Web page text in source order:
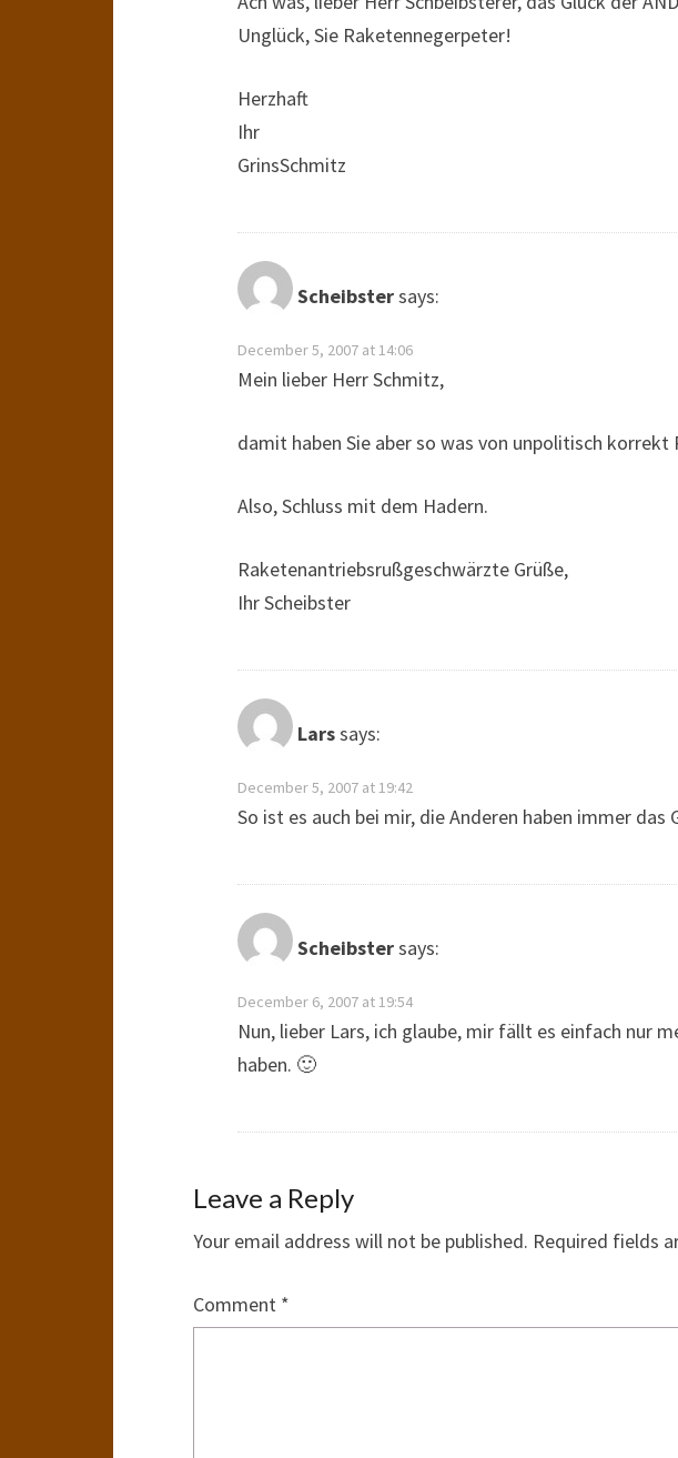
Unglück, Sie Raketennegerpeter!
Herzhaft
Ihr
GrinsSchmitz
Scheibstersays:
December 5, 2007 at 14:06
Mein lieber Herr Schmitz,
damit haben Sie aber so was von unpolitisch korrekt
Also, Schluss mit dem Hadern.
Raketenantriebsrußgeschwärzte Grüße,
Ihr Scheibster
Larssays:
December 5, 2007 at 19:42
So ist es auch bei mir, die Anderen haben immer das
Scheibstersays:
December 6, 2007 at 19:54
Nun, lieber Lars, ich glaube, mir fällt es einfach nur
haben. 🙂
Leave a Reply
Your email address will not be published. Required fields
Comment *